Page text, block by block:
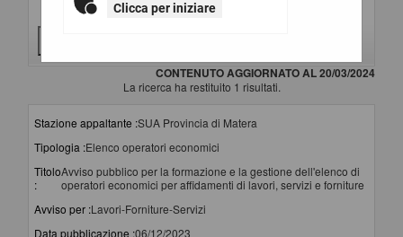
Clicca per iniziare
Criteri di ricerca avanzati
CONTENUTO AGGIORNATO AL 20/03/2024
La ricerca ha restituito 1 risultati.
Stazione appaltante :SUA Provincia di Matera
Tipologia :Elenco operatori economici
Titolo
:
Avviso pubblico per la formazione e la gestione dell'elenco di
operatori economici per affidamenti di lavori, servizi e forniture
Avviso per :Lavori-Forniture-Servizi
Data pubblicazione :06/12/2023